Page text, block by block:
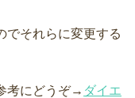
でそれらに変更する
考にどうぞ→ ダイエ